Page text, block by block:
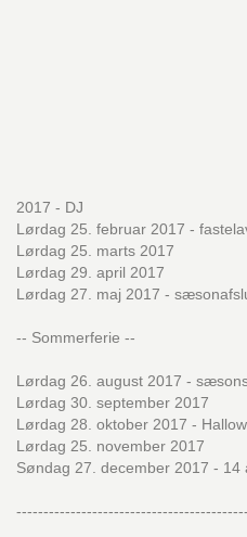
2017 - DJ
Lørdag 25. februar 2017 -
Lørdag 25. marts 2017
Lørdag 29. april 2017
Lørdag 27. maj 2017 -
-- Sommerferie --
Lørdag 26. august 2017 -
Lørdag 30. september 2017
Lørdag 28. oktober 2017 -
Lørdag 25. november 2017
Søndag 27. december 2017 - 14